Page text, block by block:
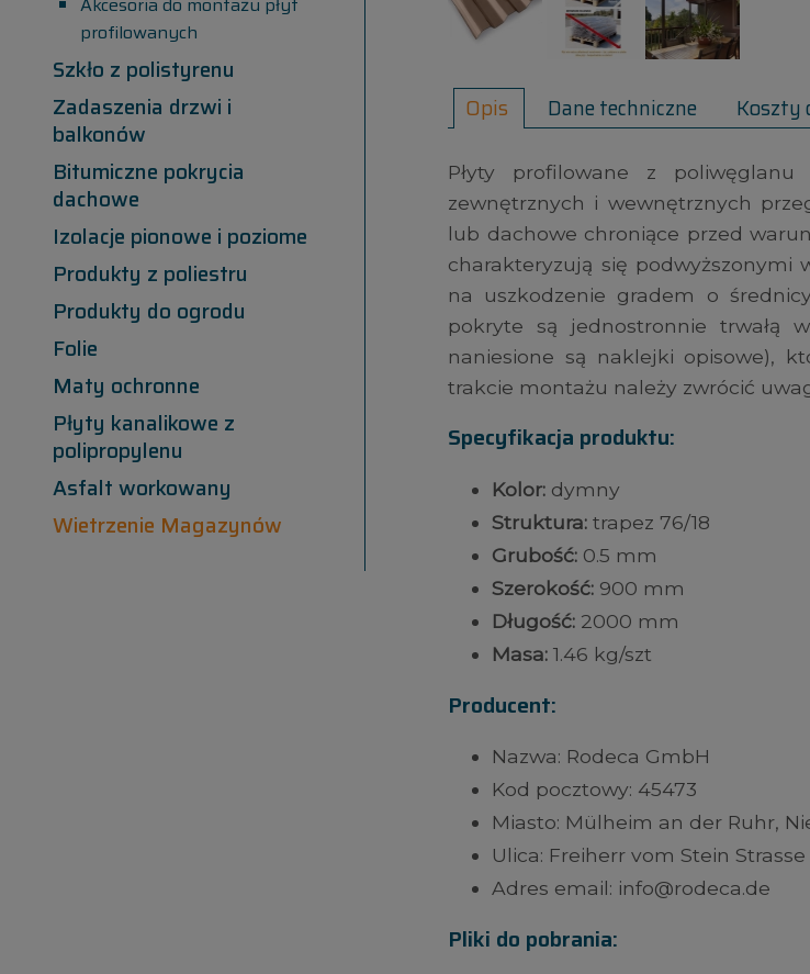
profilowanych
Szkło z polistyrenu
Zadaszenia drzwi i
balkonów
Bitumiczne pokrycia
dachowe
Izolacje pionowe i poziome
Produkty z poliestru
Produkty do ogrodu
Folie
Maty ochronne
Płyty kanalikowe z
polipropylenu
Asfalt workowany
Wietrzenie Magazynów
Opis Dane techniczne Koszty
Płyty profilowane z
zewnętrznych i wewnętrznych
lub dachowe chroniące przed
charakteryzują się podwyższonymi
na uszkodzenie gradem o
pokryte są jednostronnie trwałą
naniesione są naklejki opisowe),
trakcie montażu należy zwrócić
Specyfikacja produktu:
Kolor: dymny
Struktura:trapez 76/18
Grubość: 0.5 mm
Szerokość: 900 mm
Długość: 2000 mm
Masa:1.46 kg/szt
Producent:
Nazwa: Rodeca GmbH
Kod pocztowy: 45473
Miasto: Mülheim an der Ruhr,
Ulica: Freiherr vom Stein Strasse
Adres email: info@rodeca.de
Pliki do pobrania: